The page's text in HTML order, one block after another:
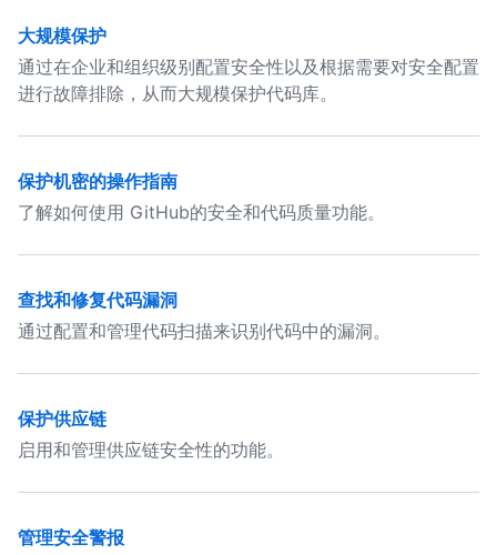
大规模保护
通过在企业和组织级别配置安全性以及根据需要对安全配置
进行故障排除，从而大规模保护代码库。
保护机密的操作指南
了解如何使用 GitHub的安全和代码质量功能。
查找和修复代码漏洞
通过配置和管理代码扫描来识别代码中的漏洞。
保护供应链
启用和管理供应链安全性的功能。
管理安全警报